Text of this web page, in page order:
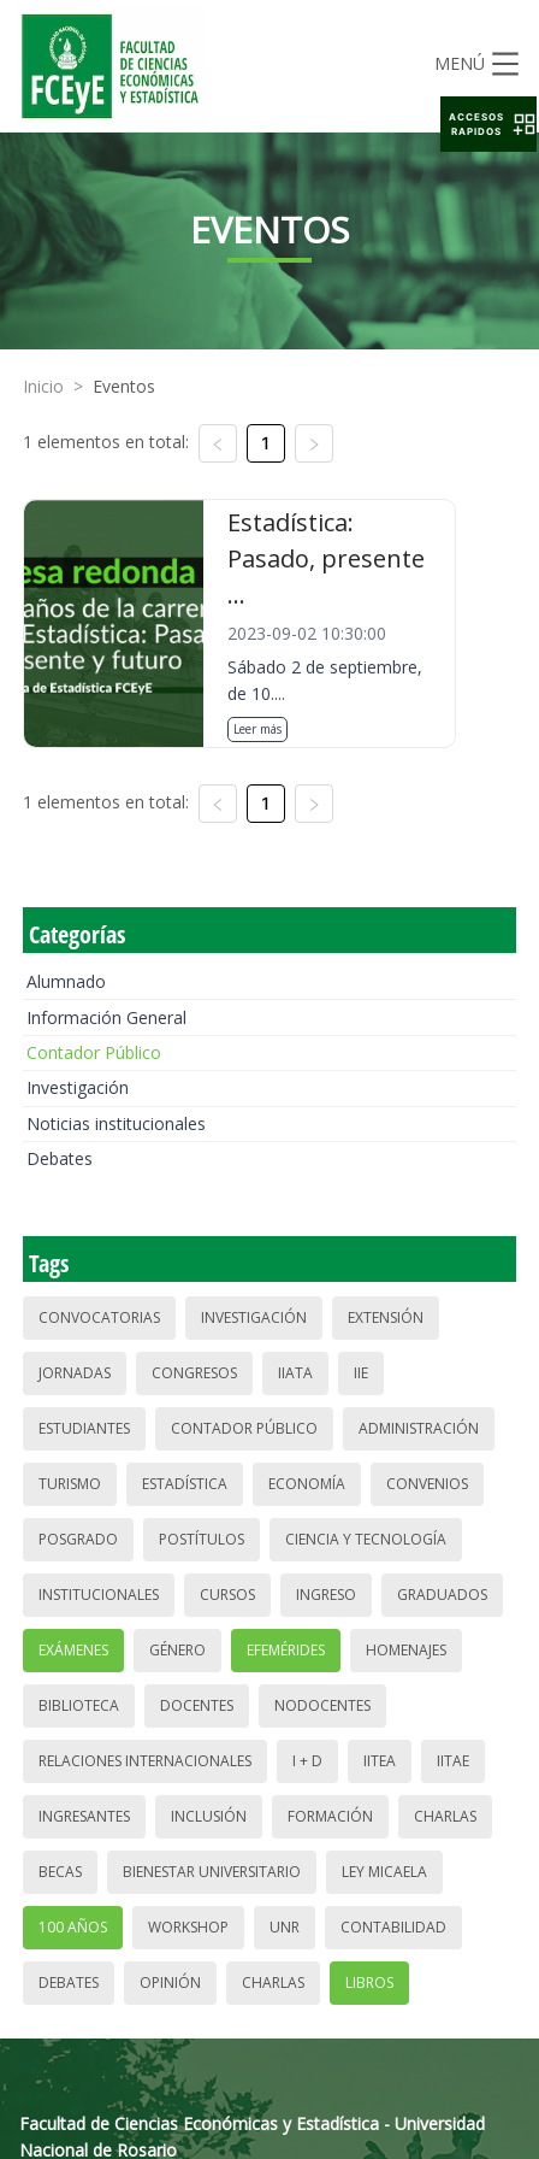
MENÚ
EVENTOS
Inicio > Eventos
1 elementos en total: 1
Estadística:
Pasado, presente
...
2023-09-02 10:30:00
Sábado 2 de septiembre,
de 10....
Leer más
1 elementos en total: 1
Categorías
Alumnado
Información General
Contador Público
Investigación
Noticias institucionales
Debates
Tags
CONVOCATORIAS INVESTIGACIÓN EXTENSIÓN
JORNADAS CONGRESOS IIATA IIE
ESTUDIANTES CONTADOR PÚBLICO ADMINISTRACIÓN
TURISMO ESTADÍSTICA ECONOMÍA CONVENIOS
POSGRADO POSTÍTULOS CIENCIA Y TECNOLOGÍA
INSTITUCIONALES CURSOS INGRESO GRADUADOS
EXÁMENES GÉNERO EFEMÉRIDES HOMENAJES
BIBLIOTECA DOCENTES NODOCENTES
RELACIONES INTERNACIONALES I + D IITEA IITAE
INGRESANTES INCLUSIÓN FORMACIÓN CHARLAS
BECAS BIENESTAR UNIVERSITARIO LEY MICAELA
100 AÑOS WORKSHOP UNR CONTABILIDAD
DEBATES OPINIÓN CHARLAS LIBROS
Facultad de Ciencias Económicas y Estadística - Universidad
Nacional de Rosario
ACCESOS
RAPIDOS